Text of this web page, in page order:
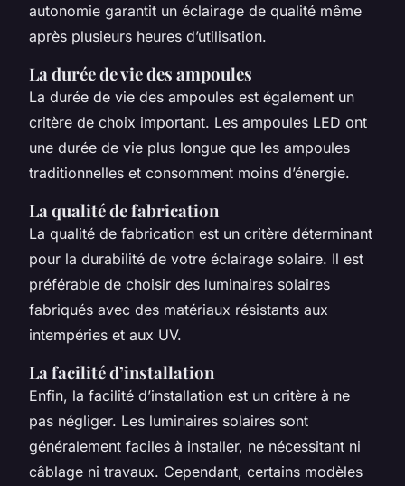
autonomie garantit un éclairage de qualité même
après plusieurs heures d’utilisation.
La durée de vie des ampoules
La durée de vie des ampoules est également un
critère de choix important. Les ampoules LED ont
une durée de vie plus longue que les ampoules
traditionnelles et consomment moins d’énergie.
La qualité de fabrication
La qualité de fabrication est un critère déterminant
pour la durabilité de votre éclairage solaire. Il est
préférable de choisir des luminaires solaires
fabriqués avec des matériaux résistants aux
intempéries et aux UV.
La facilité d’installation
Enfin, la facilité d’installation est un critère à ne
pas négliger. Les luminaires solaires sont
généralement faciles à installer, ne nécessitant ni
câblage ni travaux. Cependant, certains modèles